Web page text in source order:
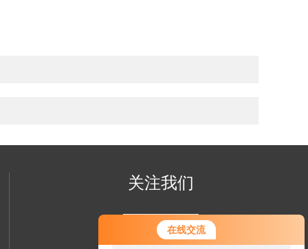
在线交流
您好！欢迎前来咨询，很高兴为您
服务，请问您要咨询什么问题呢？
关注我们